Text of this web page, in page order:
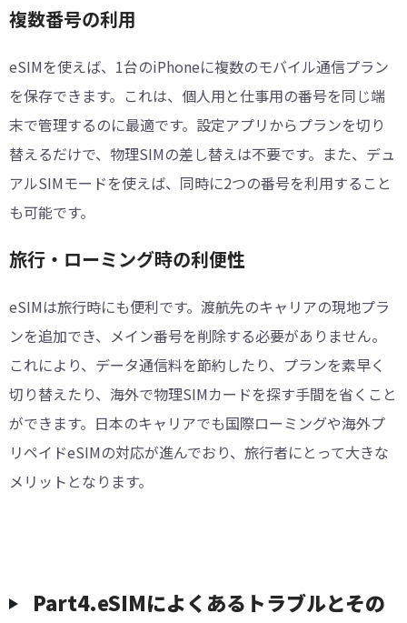
複数番号の利用
eSIMを使えば、1台のiPhoneに複数のモバイル通信プラン
を保存できます。これは、個人用と仕事用の番号を同じ端
末で管理するのに最適です。設定アプリからプランを切り
替えるだけで、物理SIMの差し替えは不要です。また、デュ
アルSIMモードを使えば、同時に2つの番号を利用すること
も可能です。
旅行・ローミング時の利便性
eSIMは旅行時にも便利です。渡航先のキャリアの現地プラ
ンを追加でき、メイン番号を削除する必要がありません。
これにより、データ通信料を節約したり、プランを素早く
切り替えたり、海外で物理SIMカードを探す手間を省くこと
ができます。日本のキャリアでも国際ローミングや海外プ
リペイドeSIMの対応が進んでおり、旅行者にとって大きな
メリットとなります。
Part4.eSIMによくあるトラブルとその